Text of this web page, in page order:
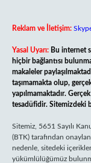
Reklam ve İletişim:
Yasal Uyarı: Bu internet
hiçbir bağlantısı
makaleler
taşımamakta olup,
yapılmamaktadır.
tesadüfidir. Sitemizdeki
Sitemiz, 5651 Sayılı
(BTK) tarafından
nedenle, sitedeki
yükümlülüğümüz